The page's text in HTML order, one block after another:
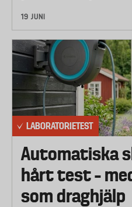
19 JUNI
LABORATORIETEST
Automatiska
hårt test –
som draghjälp